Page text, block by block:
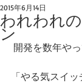
われわれ
ン
2015年6月14日
開発を数年や
「やる気スイ